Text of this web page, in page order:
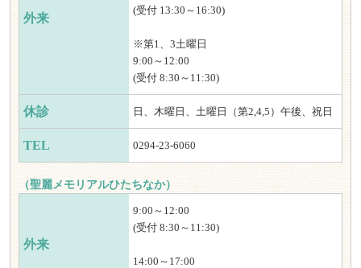
外来
(受付 13:30～16:30)
※第1、3土曜日
9:00～12:00
(受付 8:30～11:30)
休診 日、木曜日、土曜日（第2,4,5）午後、祝日
TEL 0294-23-6060
（聖麗メモリアルひたちなか）
外来
9:00～12:00
(受付 8:30～11:30)
14:00～17:00